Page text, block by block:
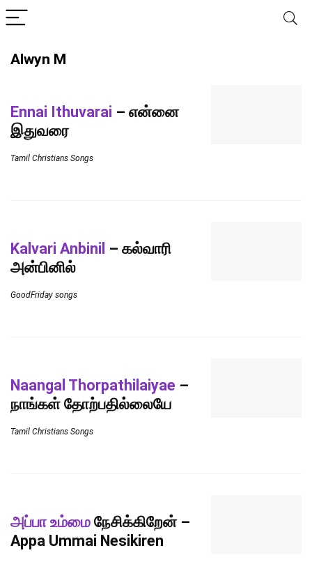
Alwyn M
Ennai Ithuvarai – என்னை
இதுவரை
Tamil Christians Songs
Kalvari Anbinil – கல்வாரி
அன்பினில்
GoodFriday songs
Naangal Thorpathilaiyae –
நாங்கள் தோற்பதில்லையே
Tamil Christians Songs
அப்பா உம்மை நேசிக்கிறேன் –
Appa Ummai Nesikiren